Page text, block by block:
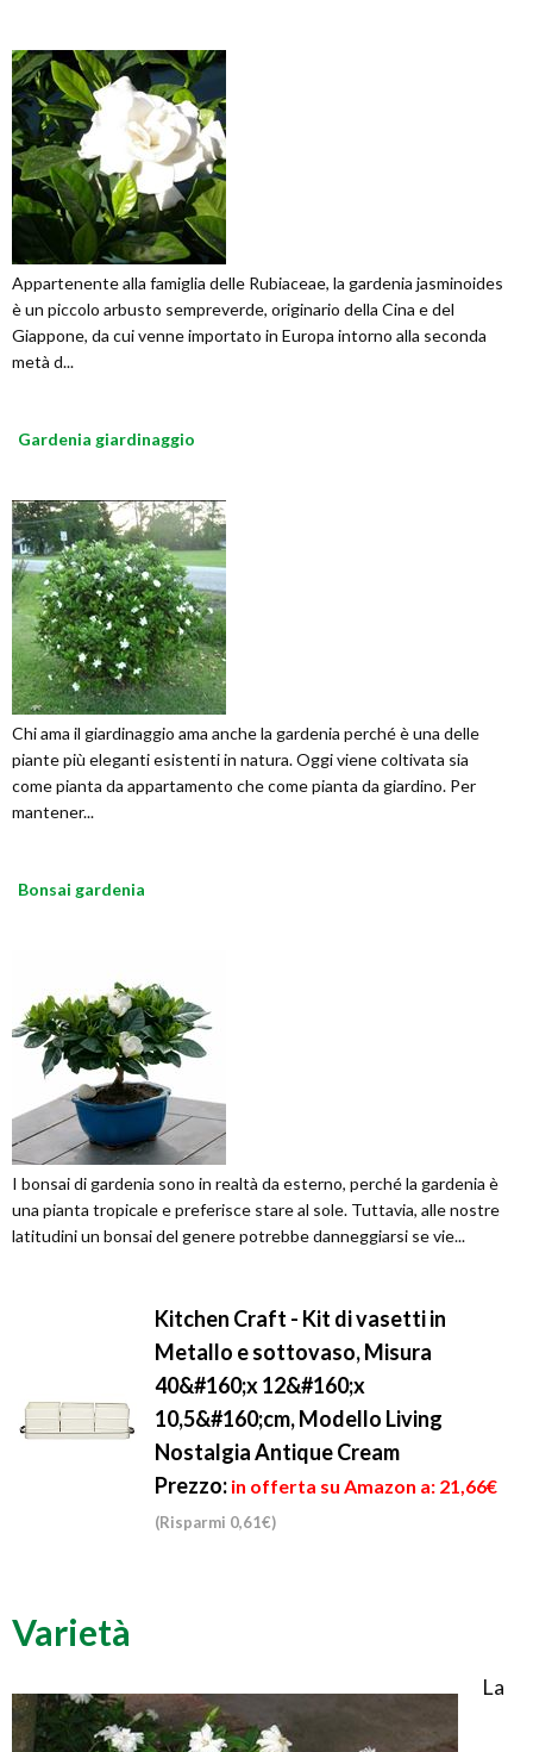
Appartenente alla famiglia delle Rubiaceae, la gardenia jasminoides
è un piccolo arbusto sempreverde, originario della Cina e del
Giappone, da cui venne importato in Europa intorno alla seconda
metà d...
Gardenia giardinaggio
Chi ama il giardinaggio ama anche la gardenia perché è una delle
piante più eleganti esistenti in natura. Oggi viene coltivata sia
come pianta da appartamento che come pianta da giardino. Per
mantener...
Bonsai gardenia
I bonsai di gardenia sono in realtà da esterno, perché la gardenia è
una pianta tropicale e preferisce stare al sole. Tuttavia, alle nostre
latitudini un bonsai del genere potrebbe danneggiarsi se vie...
Kitchen Craft - Kit di vasetti in
Metallo e sottovaso, Misura
40&#160;x 12&#160;x
10,5&#160;cm, Modello Living
Nostalgia Antique Cream
Prezzo: in offerta su Amazon a: 21,66€
(Risparmi 0,61€)
Varietà
La